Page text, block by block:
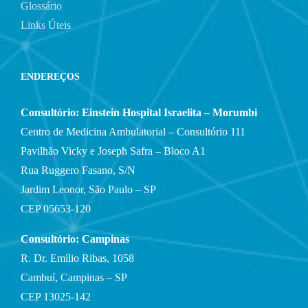
Glossário
Links Úteis
ENDEREÇOS
Consultório: Einstein Hospital Israelita – Morumbi
Centro de Medicina Ambulatorial – Consultório 111
Pavilhão Vicky e Joseph Safra – Bloco A1
Rua Ruggero Fasano, S/N
Jardim Leonor, São Paulo – SP
CEP 05653-120
Consultório: Campinas
R. Dr. Emílio Ribas, 1058
Cambuí, Campinas – SP
CEP 13025-142